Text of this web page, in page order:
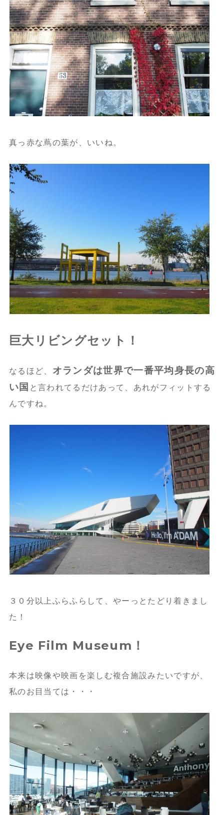
真っ赤な蔦の葉が、いいね。
巨大リビングセット！
なるほど、 オランダは世界で一番平均身長の高
い国 と言われてるだけあって、あれがフィットする
んですね。
３０分以上ふらふらして、やーっとたどり着きまし
た！
Eye Film Museum！
本来は映像や映画を楽しむ複合施設みたいですが、
私のお目当ては・・・